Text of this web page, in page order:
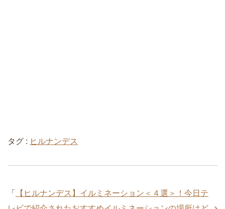
タグ : ヒルナンデス
「
【ヒルナンデス】イルミネーション＜４選＞！今日テ